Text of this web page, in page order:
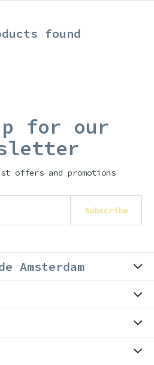
found
for our
offers and promotions
Subscribe
Amsterdam